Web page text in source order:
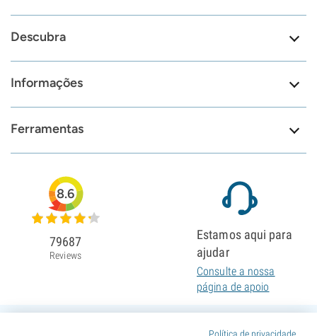
Descubra
Informações
Ferramentas
8.6
79687
Reviews
Estamos aqui para
ajudar
Consulte a nossa
página de apoio